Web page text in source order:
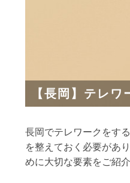
【長岡】テレ
長岡でテレワークをす
を整えておく必要があ
めに大切な要素をご紹